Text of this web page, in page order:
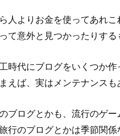
人よりお金を使ってあれ
て意外と見つかったりする
時代にブログをいくつか
えば、実はメンテナンスも
ブログとかも、流行のゲ
行のブログとかは季節関係